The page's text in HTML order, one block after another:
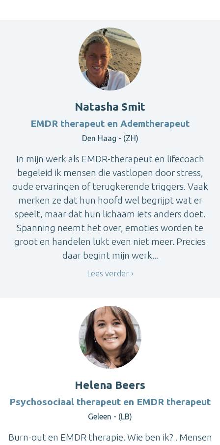
Natasha Smit
EMDR therapeut en Ademtherapeut
Den Haag - (ZH)
In mijn werk als EMDR-therapeut en lifecoach
begeleid ik mensen die vastlopen door stress,
oude ervaringen of terugkerende triggers. Vaak
merken ze dat hun hoofd wel begrijpt wat er
speelt, maar dat hun lichaam iets anders doet.
Spanning neemt het over, emoties worden te
groot en handelen lukt even niet meer. Precies
daar begint mijn werk...
Lees verder
Helena Beers
Psychosociaal therapeut en EMDR therapeut
Geleen - (LB)
Burn-out en EMDR therapie. Wie ben ik? . Mensen